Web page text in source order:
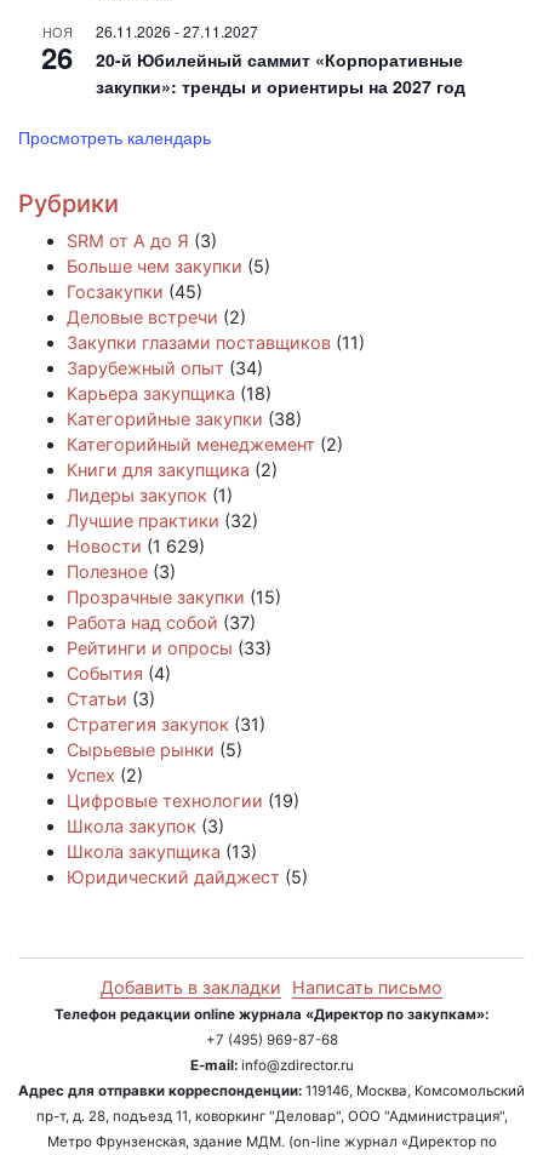
НОЯ
26
26.11.2026 -27.11.2027
20-й Юбилейный саммит «Корпоративные
закупки»: тренды и ориентиры на 2027 год
Просмотреть календарь
Рубрики
SRM от А до Я (3)
Больше чем закупки (5)
Госзакупки (45)
Деловые встречи (2)
Закупки глазами поставщиков (11)
Зарубежный опыт (34)
Карьера закупщика (18)
Категорийные закупки (38)
Категорийный менеджемент (2)
Книги для закупщика (2)
Лидеры закупок (1)
Лучшие практики (32)
Новости (1 629)
Полезное (3)
Прозрачные закупки (15)
Работа над собой (37)
Рейтинги и опросы (33)
События (4)
Статьи (3)
Стратегия закупок (31)
Сырьевые рынки (5)
Успех (2)
Цифровые технологии (19)
Школа закупок (3)
Школа закупщика (13)
Юридический дайджест (5)
Добавить в закладки Написать письмо
Телефон редакции online журнала «Директор по закупкам»:
+7 (495) 969-87-68
E-mail:info@zdirector.ru
Адрес для отправки корреспонденции: 119146, Москва, Комсомольский
пр-т, д. 28, подъезд 11, коворкинг "Деловар", ООО "Администрация",
Метро Фрунзенская, здание МДМ. (on-line журнал «Директор по